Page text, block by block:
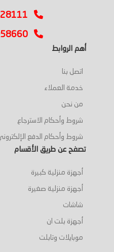
أهم الروابط
اتصل بنا
خدمة العملاء
من نحن
شروط وأحكام الاسترجاع
شروط وأحكام الدفع
تصفح عن طريق الأقسام
أجهزة منزلية كبيرة
أجهزة منزلية صغيرة
شاشات
أجهزة بلت ان
موبايلات وتابلت